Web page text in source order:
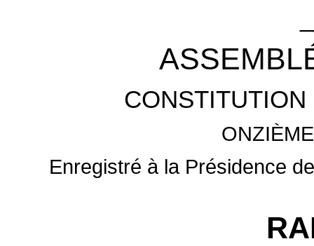
Enregistré à la Présidence